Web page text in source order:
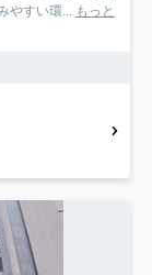
やすい環...
もっと